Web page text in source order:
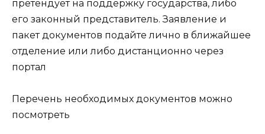
претендует на поддержку государства, либо
его законный представитель. Заявление и
пакет документов подайте лично в ближайшее
отделение или либо дистанционно через
портал
Перечень необходимых документов можно
посмотреть